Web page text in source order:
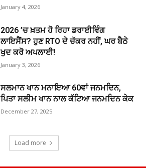
January 4, 2026
2026 ’ਚ ਖ਼ਤਮ ਹੋ ਰਿਹਾ ਡਰਾਈਵਿੰਗ
ਲਾਇਸੈਂਸ? ਹੁਣ RTO ਦੇ ਚੱਕਰ ਨਹੀਂ, ਘਰ ਬੈਠੇ
ਖੁਦ ਕਰੋ ਅਪਲਾਈ!
January 3, 2026
ਸਲਮਾਨ ਖਾਨ ਮਨਾਇਆ 60ਵਾਂ ਜਨਮਦਿਨ,
ਪਿਤਾ ਸਲੀਮ ਖਾਨ ਨਾਲ ਕੱਟਿਆ ਜਨਮਦਿਨ ਕੇਕ
December 27, 2025
Load more